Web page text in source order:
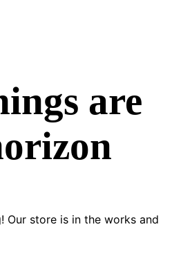
are
Our store is in the works and